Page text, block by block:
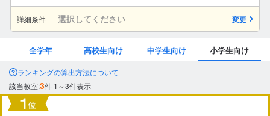
詳細条件 選択してください 変更
市区町村
全学年 高校生向け 中学生向け 小学生向け
ランキングの算出方法について
該当教室:3件 1～3件表示